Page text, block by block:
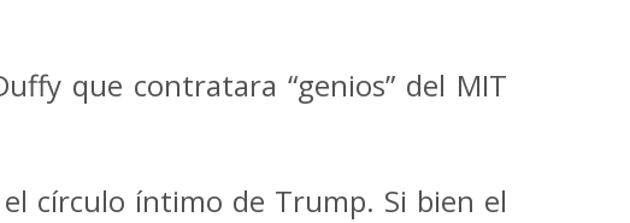
que contratara “genios” del MIT
círculo íntimo de Trump. Si bien el